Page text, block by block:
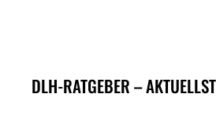
DLH-RATGEBER –